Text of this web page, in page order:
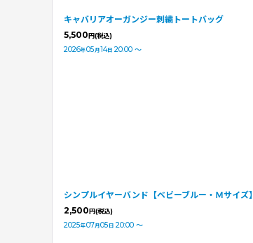
キャバリアオーガンジー刺繍トートバッグ
5,500円(税込)
2026年05 月14日 20:00 ～
シンプルイヤーバンド【ベビーブルー・Ｍサイズ】
2,500円(税込)
2025年07月05 日 20:00 ～